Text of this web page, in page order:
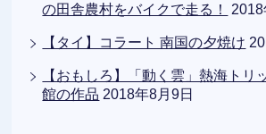
の田舎農村をバイクで走る！
2018
【タイ】コラート 南国の夕焼け
【おもしろ】「動く雲」熱海トリ
館の作品 2018年8月9日